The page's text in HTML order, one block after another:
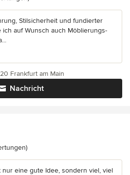
Stilsicherheit und fundierter
auf Wunsch auch Möblierungs-
Nachricht
Frankfurt am Main
5 von 5 Sternen
eine gute Idee, sondern viel, viel